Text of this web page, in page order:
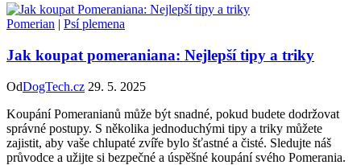
Pomerian | Psí plemena
Jak koupat pomeraniana: Nejlepší tipy a triky
OdDogTech.cz 29. 5. 2025
Koupání Pomeranianů může být snadné, pokud budete dodržovat
správné postupy. S několika jednoduchými tipy a triky můžete
zajistit, aby vaše chlupaté zvíře bylo šťastné a čisté. Sledujte náš
průvodce a užijte si bezpečné a úspěšné koupání svého Pomerania.